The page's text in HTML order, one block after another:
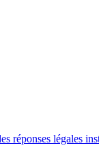
réponses légales